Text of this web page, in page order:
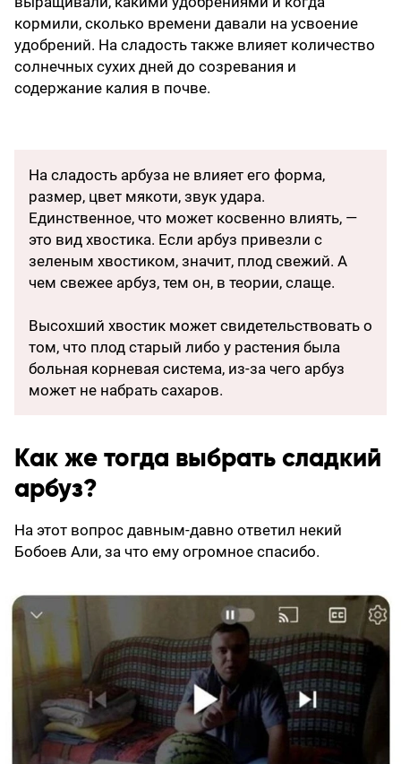
кормили, сколько времени давали на усвоение
удобрений. На сладость также влияет количество
солнечных сухих дней до созревания и
содержание калия в почве.
На сладость арбуза не влияет его форма,
размер, цвет мякоти, звук удара.
Единственное, что может косвенно влиять, —
это вид хвостика. Если арбуз привезли с
зеленым хвостиком, значит, плод свежий. А
чем свежее арбуз, тем он, в теории, слаще.
Высохший хвостик может свидетельствовать о
том, что плод старый либо у растения была
больная корневая система, из-за чего арбуз
может не набрать сахаров.
Как же тогда выбрать сладкий
арбуз?
На этот вопрос давным-давно ответил некий
Бобоев Али, за что ему огромное спасибо.